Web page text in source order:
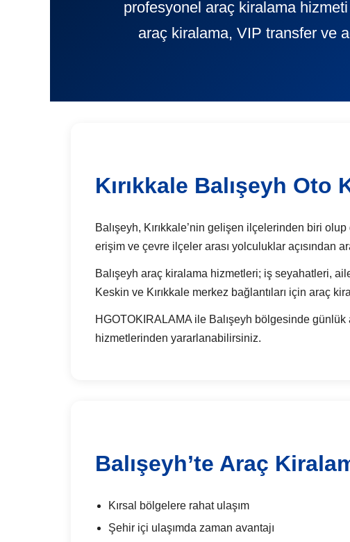
profesyonel araç kiralama
araç kiralama, VIP transfer ve
Kırıkkale Balışeyh Oto
Balışeyh, Kırıkkale’nin gelişen ilçelerinden biri
erişim ve çevre ilçeler arası yolculuklar açısından
Balışeyh araç kiralama hizmetleri; iş seyahatleri,
Keskin ve Kırıkkale merkez bağlantıları için araç
HGOTOKIRALAMA ile Balışeyh bölgesinde
hizmetlerinden yararlanabilirsiniz.
Balışeyh’te Araç
Kırsal bölgelere rahat ulaşım
Şehir içi ulaşımda zaman avantajı